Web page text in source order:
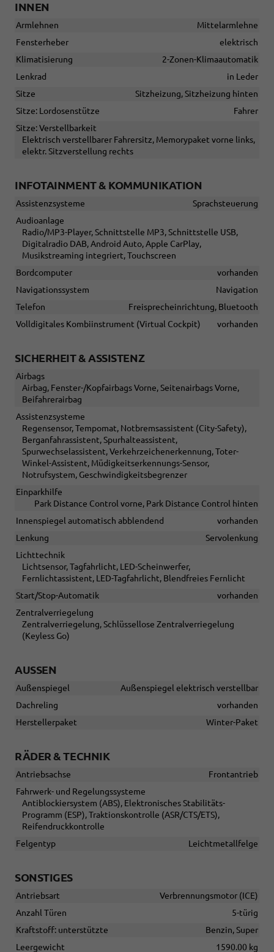
INNEN
Armlehnen
Mittelarmlehne
Fensterheber
elektrisch
Klimatisierung
2-Zonen-Klimaautomatik
Lenkrad
in Leder
Sitze
Sitzheizung, Sitzheizung hinten
Sitze: Lordosenstütze
Fahrer
Sitze: Verstellbarkeit
Elektrisch verstellbarer Fahrersitz, Memorypaket vorne links,
elektr. Sitzverstellung rechts
INFOTAINMENT & KOMMUNIKATION
Assistenzsysteme
Sprachsteuerung
Audioanlage
Radio/MP3-Player, Schnittstelle MP3, Schnittstelle USB,
Digitalradio DAB, Android Auto, Apple CarPlay,
Musikstreaming integriert, Touchscreen
Bordcomputer
vorhanden
Navigationssystem
Navigation
Telefon
Freisprecheinrichtung, Bluetooth
Volldigitales Kombiinstrument (Virtual Cockpit)
vorhanden
SICHERHEIT & ASSISTENZ
Airbags
Airbag, Fenster-/Kopfairbags Vorne, Seitenairbags Vorne,
Beifahrerairbag
Assistenzsysteme
Regensensor, Tempomat, Notbremsassistent (City-Safety),
Berganfahrassistent, Spurhalteassistent,
Spurwechselassistent, Verkehrzeichenerkennung, Toter-
Winkel-Assistent, Müdigkeitserkennungs-Sensor,
Notrufsystem, Geschwindigkeitsbegrenzer
Einparkhilfe
Park Distance Control vorne, Park Distance Control hinten
Innenspiegel automatisch abblendend
vorhanden
Lenkung
Servolenkung
Lichttechnik
Lichtsensor, Tagfahrlicht, LED-Scheinwerfer,
Fernlichtassistent, LED-Tagfahrlicht, Blendfreies Fernlicht
Start/Stop-Automatik
vorhanden
Zentralverriegelung
Zentralverriegelung, Schlüssellose Zentralverriegelung
(Keyless Go)
AUSSEN
Außenspiegel
Außenspiegel elektrisch verstellbar
Dachreling
vorhanden
Herstellerpaket
Winter-Paket
RÄDER & TECHNIK
Antriebsachse
Frontantrieb
Fahrwerk- und Regelungssysteme
Antiblockiersystem (ABS), Elektronisches Stabilitäts-
Programm (ESP), Traktionskontrolle (ASR/CTS/ETS),
Reifendruckkontrolle
Felgentyp
Leichtmetallfelge
SONSTIGES
Antriebsart
Verbrennungsmotor (ICE)
Anzahl Türen
5-türig
Kraftstoff: unterstützte
Benzin, Super
Leergewicht
1590.00 kg